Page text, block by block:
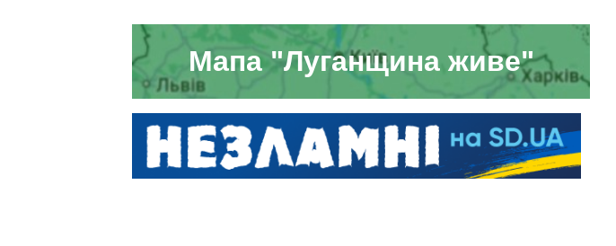
Мапа "Луганщина живе"